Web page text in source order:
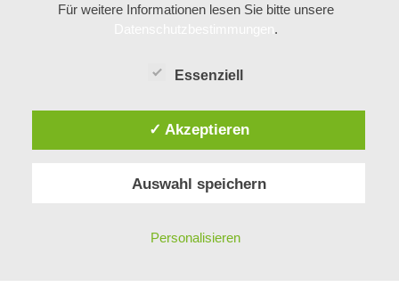
Für weitere Informationen lesen Sie bitte unsere
.
Essenziell
✓ Akzeptieren
Auswahl speichern
Personalisieren